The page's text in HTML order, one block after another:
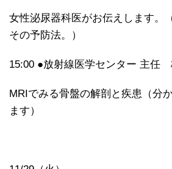
女性泌尿器科医がお伝えします。
その予防法。）
15:00 ●放射線医学センター 主任
MRIでみる骨盤の解剖と疾患（分
ます）